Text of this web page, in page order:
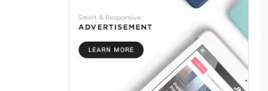
প্রকল্পের সমাপনী সভা
৬
ছাত্রদল নেতাদের ওপর হামলার
তীব্র নিন্দা জেলা কমিটির